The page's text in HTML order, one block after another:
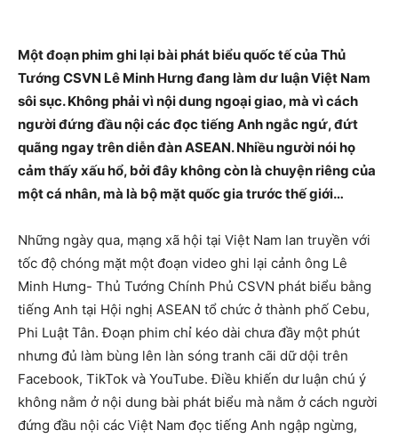
Một đoạn phim ghi lại bài phát biểu quốc tế của Thủ
Tướng CSVN Lê Minh Hưng đang làm dư luận Việt Nam
sôi sục. Không phải vì nội dung ngoại giao, mà vì cách
người đứng đầu nội các đọc tiếng Anh ngắc ngứ, đứt
quãng ngay trên diễn đàn ASEAN. Nhiều người nói họ
cảm thấy xấu hổ, bởi đây không còn là chuyện riêng của
một cá nhân, mà là bộ mặt quốc gia trước thế giới…
Những ngày qua, mạng xã hội tại Việt Nam lan truyền với
tốc độ chóng mặt một đoạn video ghi lại cảnh ông Lê
Minh Hưng- Thủ Tướng Chính Phủ CSVN phát biểu bằng
tiếng Anh tại Hội nghị ASEAN tổ chức ở thành phố Cebu,
Phi Luật Tân. Đoạn phim chỉ kéo dài chưa đầy một phút
nhưng đủ làm bùng lên làn sóng tranh cãi dữ dội trên
Facebook, TikTok và YouTube. Điều khiến dư luận chú ý
không nằm ở nội dung bài phát biểu mà nằm ở cách người
đứng đầu nội các Việt Nam đọc tiếng Anh ngập ngừng,